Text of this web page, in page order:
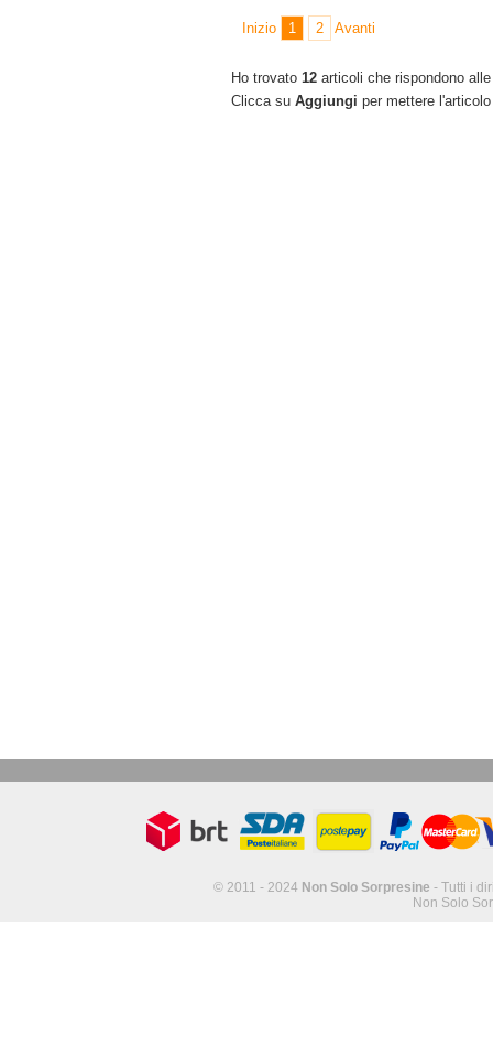
Inizio 1 2 Avanti
Ho trovato 12 articoli che rispondono
Clicca su Aggiungi per mettere
© 2011 - 2024 Non Solo Sorpresine - Tutti i
Non Solo